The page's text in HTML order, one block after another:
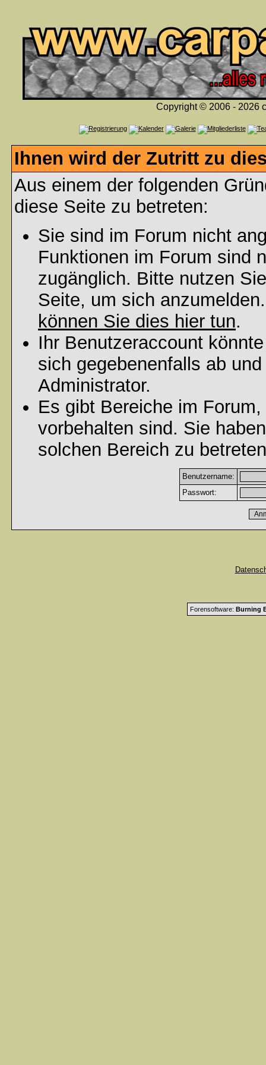
Copyright © 2006 - 2026
Ihnen wird der Zutritt zu
Aus einem der folgenden
diese Seite zu betreten:
Sie sind im Forum nicht
Funktionen im Forum sind
zugänglich. Bitte nutzen
Seite, um sich
können Sie dies hier tun.
Ihr Benutzeraccount
sich gegebenenfalls ab
Administrator.
Es gibt Bereiche im
vorbehalten sind. Sie
solchen Bereich zu
Benutzername:
Passwort:
Forensoftware: Burning